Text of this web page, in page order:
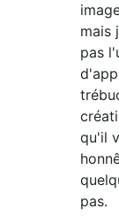
mais
pas
qu'il
pas.